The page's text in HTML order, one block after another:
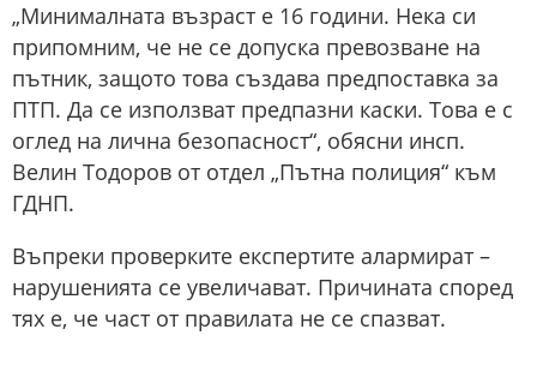
„Минималната възраст е 16 години. Нека си
припомним, че не се допуска превозване на
пътник, защото това създава предпоставка за
ПТП. Да се използват предпазни каски. Това е с
оглед на лична безопасност“, обясни инсп.
Велин Тодоров от отдел „Пътна полиция“ към
ГДНП.
Въпреки проверките експертите алармират –
нарушенията се увеличават. Причината според
тях е, че част от правилата не се спазват.